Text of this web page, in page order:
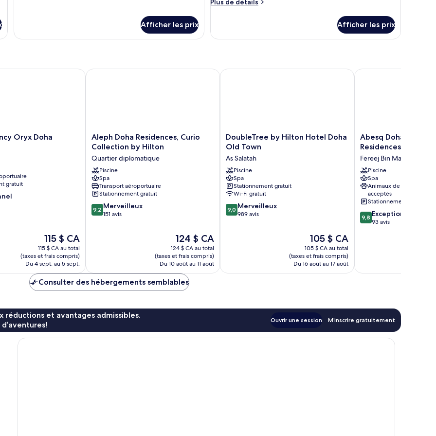
exécutive
Afficher les prix
de
studio
Plus de détails
Suite
Afficher les prix
Oryx Doha
gratuit
Le
prix
est
de
115 $ CA
115 $ CA
115 $ CA au total
(taxes et frais compris)
Du 4 sept. au 5 sept.
Doha
Aleph
Doha
Curio
Collection
by
Hilton
Quartier
diplomatique
Aleph Doha Residences, Curio
Collection by Hilton
Quartier diplomatique
Piscine
Spa
Transport aéroportuaire
Stationnement gratuit
9.2
sur
9,2 Merveilleux
151 avis
Le
prix
est
de
124 $ CA
124 $ CA
124 $ CA au total
(taxes et frais compris)
Du 10 août au 11 août
Aleph Doha Residences, Curio Collection by Hilton
DoubleTree
by
Hotel
Doha
Old
Town
As
Salatah
DoubleTree by Hilton Hotel Doha
Old Town
As Salatah
Piscine
Spa
Stationnement gratuit
Wi-Fi gratuit
9.0
sur
9,0 Merveilleux
989 avis
Le
prix
est
de
105 $ CA
105 $ CA
105 $ CA au total
(taxes et frais compris)
Du 16 août au 17 août
DoubleTree by Hilton Hotel Doha Old Town
Abesq
Doha
and
Residences
-
An
IHG
Hotel
Fereej
Bin
Abesq Doha Hotel
Residences - An
Fereej Bin Mahmoud
Piscine
Spa
Animaux de compagnie
acceptés
Stationnement gratuit
9.8
sur
9,8 Exceptionnel
93 avis
Abesq Doha Hotel
Consulter des hébergements semblables
réductions et avantages admissibles.
Ouvrir une session M’inscrire gratuitement